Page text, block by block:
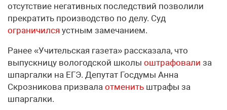
отсутствие негативных последствий позволили
прекратить производство по делу. Суд
ограничился устным замечанием.
Ранее «Учительская газета» рассказала, что
выпускницу вологодской школы оштрафовали за
шпаргалки на ЕГЭ. Депутат Госдумы Анна
Скрозникова призвала отменить штрафы за
шпаргалки.